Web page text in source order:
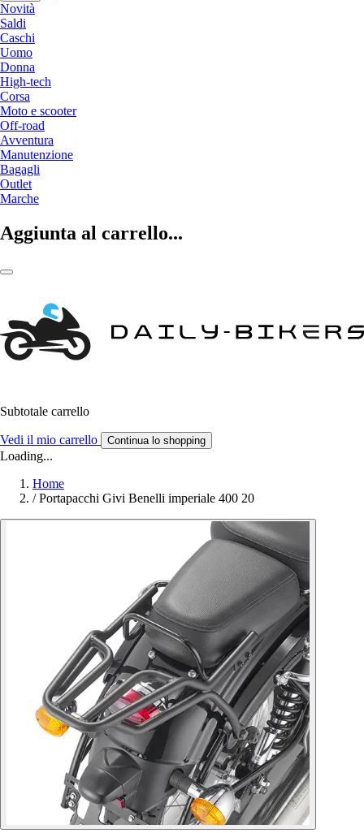
Novità
Saldi
Caschi
Uomo
Donna
High-tech
Corsa
Moto e scooter
Off-road
Avventura
Manutenzione
Bagagli
Outlet
Marche
Aggiunta al carrello...
Subtotale carrello
Vedi il mio carrello Continua lo shopping
Loading...
Home
/ Portapacchi Givi Benelli imperiale 400 20